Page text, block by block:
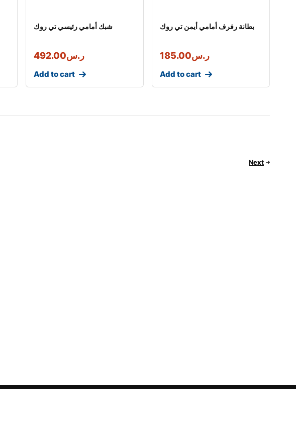
شبك أمامي رئيسي تي روك
ر.س492.00
Add to cart
بطانة رفرف أمامي أيمن تي روك
ر.س185.00
Add to cart
Next